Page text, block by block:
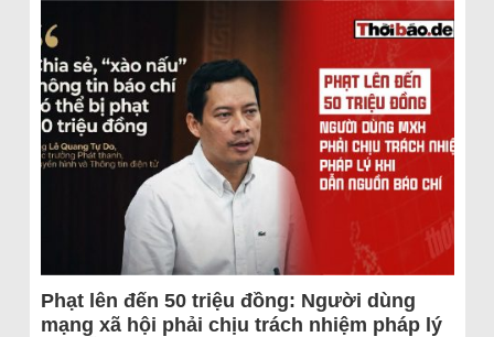
Phạt lên đến 50 triệu đồng: Người dùng
mạng xã hội phải chịu trách nhiệm pháp lý